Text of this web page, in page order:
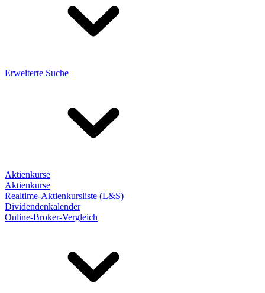
Erweiterte Suche
Aktienkurse
Aktienkurse
Realtime-Aktienkursliste (L&S)
Dividendenkalender
Online-Broker-Vergleich